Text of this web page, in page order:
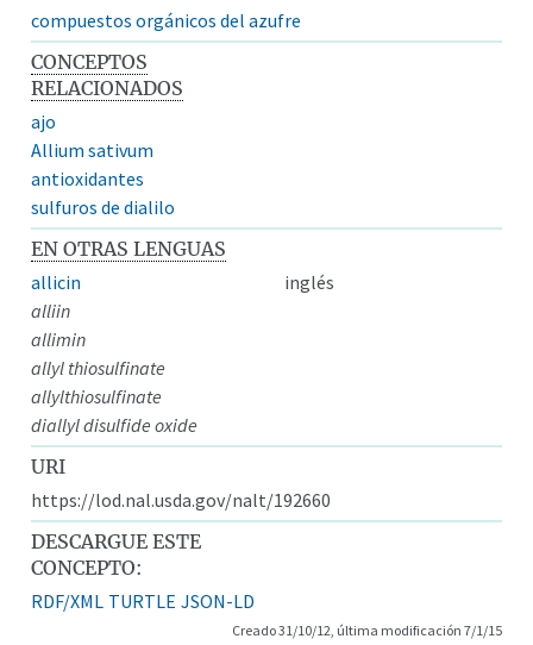
compuestos orgánicos del azufre
CONCEPTOS
RELACIONADOS
ajo
Allium sativum
antioxidantes
sulfuros de dialilo
EN OTRAS LENGUAS
allicin
inglés
alliin
allimin
allyl thiosulfinate
allylthiosulfinate
diallyl disulfide oxide
URI
https://lod.nal.usda.gov/nalt/192660
DESCARGUE ESTE
CONCEPTO:
RDF/XML TURTLE JSON-LD
Creado 31/10/12, última modificación 7/1/15